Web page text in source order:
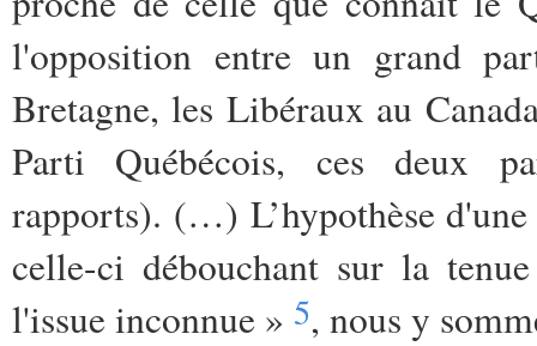
l'opposition entre un grand
Bretagne, les Libéraux au
Parti Québécois, ces deux
rapports). (…) L’hypothèse
celle-ci débouchant sur la
l'issue inconnue » 5, nous y